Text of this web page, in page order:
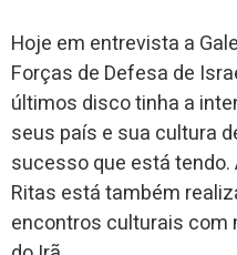
Hoje em entrevista a
Forças de Defesa de
últimos disco tinha a
seus país e sua cultura
sucesso que está tendo.
Ritas está também
encontros culturais com